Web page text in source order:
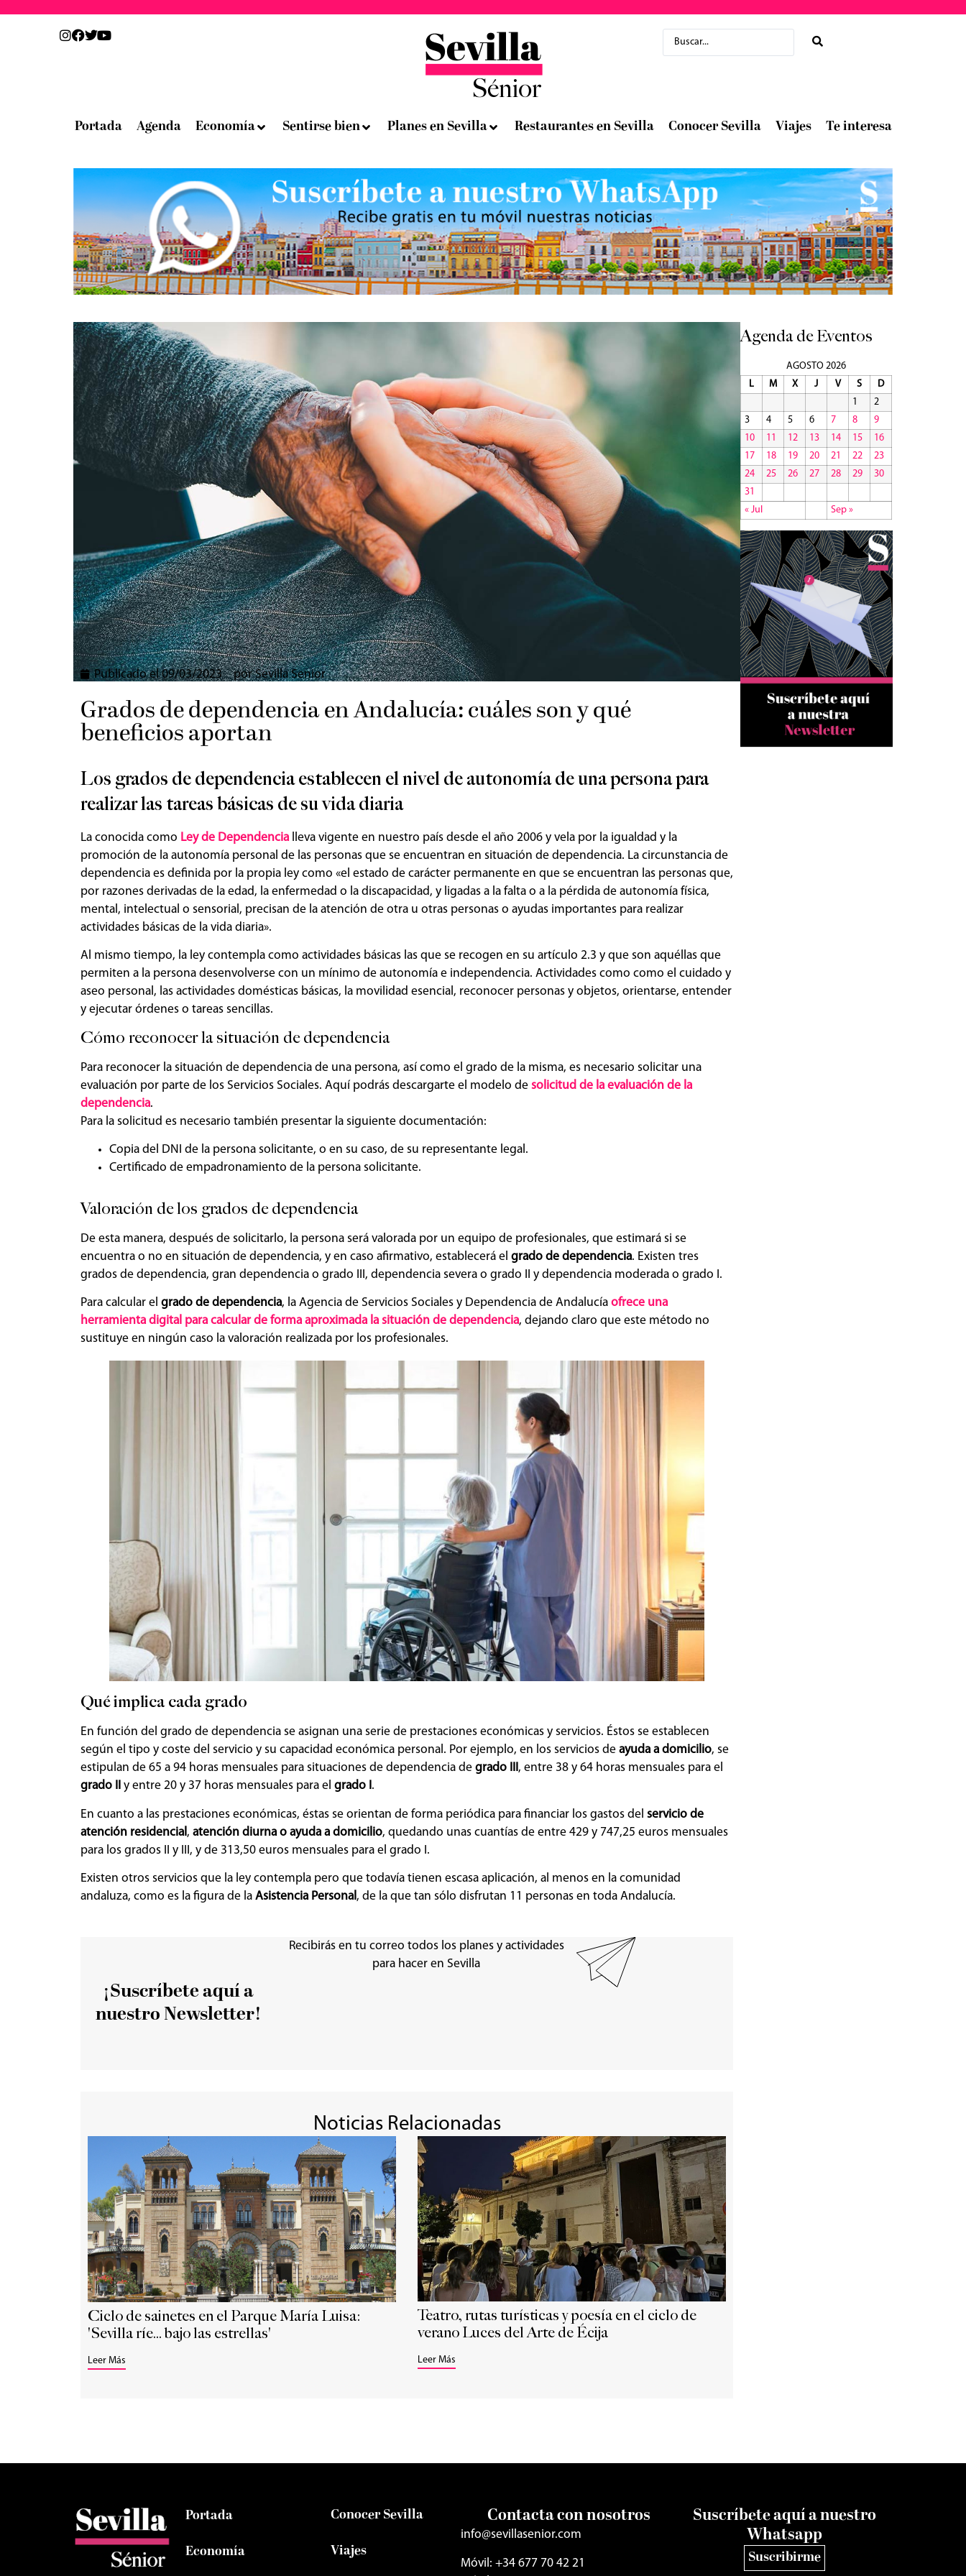
Portada Agenda Economía Sentirse bien Planes en Sevilla Restaurantes en Sevilla Conocer Sevilla Viajes Te interesa
Publicado el 09/03/2023 porSevilla Senior
Grados de dependencia en Andalucía: cuáles son y qué
beneficios aportan
Los grados de dependencia establecen el nivel de autonomía de una persona para
realizar las tareas básicas de su vida diaria
La conocida como Ley de Dependencialleva vigente en nuestro país desde el año 2006 y vela por la igualdad y la
promoción de la autonomía personal de las personas que se encuentran en situación de dependencia. La circunstancia de
dependencia es definida por la propia ley como «el estado de carácter permanente en que se encuentran las personas que,
por razones derivadas de la edad, la enfermedad o la discapacidad, y ligadas a la falta o a la pérdida de autonomía física,
mental, intelectual o sensorial, precisan de la atención de otra u otras personas o ayudas importantes para realizar
actividades básicas de la vida diaria».
Al mismo tiempo, la ley contempla como actividades básicas las que se recogen en su artículo 2.3 y que son aquéllas que
permiten a la persona desenvolverse con un mínimo de autonomía e independencia. Actividades como como el cuidado y
aseo personal, las actividades domésticas básicas, la movilidad esencial, reconocer personas y objetos, orientarse, entender
y ejecutar órdenes o tareas sencillas.
Cómo reconocer la situación de dependencia
Para reconocer la situación de dependencia de una persona, así como el grado de la misma, es necesario solicitar una
evaluación por parte de los Servicios Sociales. Aquí podrás descargarte el modelo de solicitud de la evaluación de la
dependencia.
Para la solicitud es necesario también presentar la siguiente documentación:
Copia del DNI de la persona solicitante, o en su caso, de su representante legal.
Certificado de empadronamiento de la persona solicitante.
Valoración de los grados de dependencia
De esta manera, después de solicitarlo, la persona será valorada por un equipo de profesionales, que estimará si se
encuentra o no en situación de dependencia, y en caso afirmativo, establecerá el grado de dependencia. Existen tres
grados de dependencia, gran dependencia o grado III, dependencia severa o grado II y dependencia moderada o grado I.
Para calcular el grado de dependencia, la Agencia de Servicios Sociales y Dependencia de Andalucía ofrece una
herramienta digital para calcular de forma aproximada la situación de dependencia, dejando claro que este método no
sustituye en ningún caso la valoración realizada por los profesionales.
Qué implica cada grado
En función del grado de dependencia se asignan una serie de prestaciones económicas y servicios. Éstos se establecen
según el tipo y coste del servicio y su capacidad económica personal. Por ejemplo, en los servicios de ayuda a domicilio, se
estipulan de 65 a 94 horas mensuales para situaciones de dependencia de grado III , entre 38 y 64 horas mensuales para el
grado II
y entre 20 y 37 horas mensuales para el grado I .
En cuanto a las prestaciones económicas, éstas se orientan de forma periódica para financiar los gastos del servicio de
atención residencial , atención diurna o ayuda a domicilio, quedando unas cuantías de entre 429 y 747,25 euros mensuales
para los grados II y III, y de 313,50 euros mensuales para el grado I.
Existen otros servicios que la ley contempla pero que todavía tienen escasa aplicación, al menos en la comunidad
andaluza, como es la figura de la Asistencia Personal , de la que tan sólo disfrutan 11 personas en toda Andalucía.
¡Suscríbete aquí a
nuestro Newsletter!
Recibirás en tu correo todos los planes y actividades
para hacer en Sevilla
Noticias Relacionadas
Ciclo de sainetes en el Parque María Luisa:
'Sevilla ríe... bajo las estrellas'
Leer Más
Teatro, rutas turísticas y poesía en el ciclo de
verano Luces del Arte de Écija
Leer Más
Agenda de Eventos
AGOSTO 2026
L
M X J V S
D
1
2
3
4 5 6 7 8
9
10
11 12 13 14 15
16
17
18 19 20 21 22
23
24
25 26 27 28 29
30
31
« Jul
Sep »
Portada
Economía
Conocer Sevilla
Viajes
Contacta con nosotros
info@sevillasenior.com
Móvil: +34 677 70 42 21
Suscríbete aquí a nuestro
Whatsapp
Suscribirme